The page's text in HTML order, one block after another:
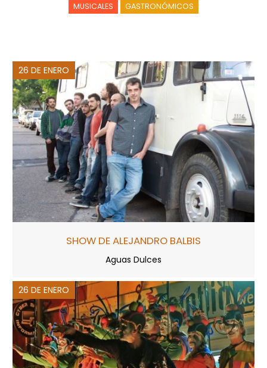
MUSICALES GASTRONÓMICOS
26 DE ENERO
SHOW DE ALEJANDRO BALBIS
Aguas Dulces
26 DE ENERO